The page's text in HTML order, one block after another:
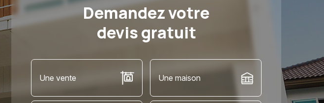
Demandez votre
devis gratuit
Une vente Une maison